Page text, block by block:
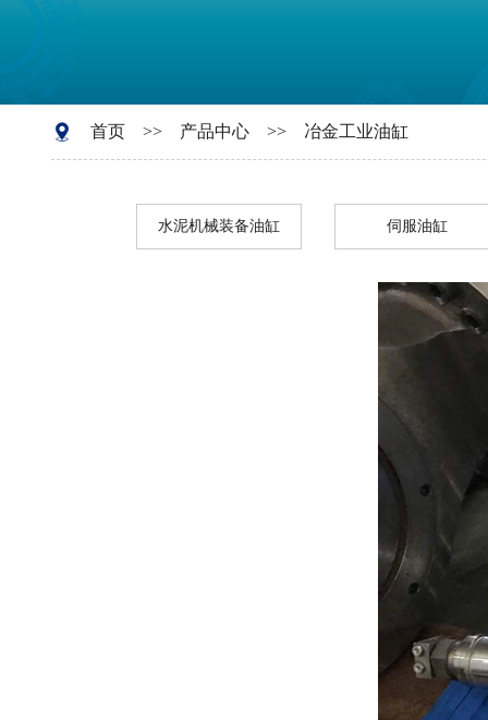
首页>> 产品中心>> 冶金工业油缸
水泥机械装备油缸 伺服油缸